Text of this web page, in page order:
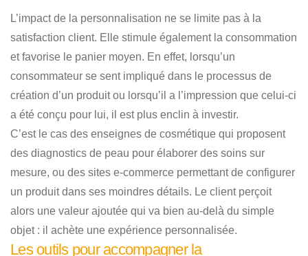
L’impact de la personnalisation ne se limite pas à la
satisfaction client. Elle stimule également la consommation
et favorise le panier moyen. En effet, lorsqu’un
consommateur se sent impliqué dans le processus de
création d’un produit ou lorsqu’il a l’impression que celui-ci
a été conçu pour lui, il est plus enclin à investir.
C’est le cas des enseignes de cosmétique qui proposent
des diagnostics de peau pour élaborer des soins sur
mesure, ou des sites e-commerce permettant de configurer
un produit dans ses moindres détails. Le client perçoit
alors une valeur ajoutée qui va bien au-delà du simple
objet : il achète une expérience personnalisée.
Les outils pour accompagner la